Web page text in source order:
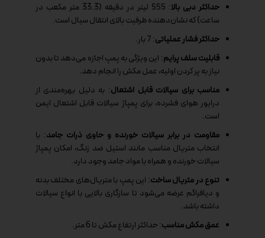
حداکثر دبی بالا
: 555 لیتر در دقیقه (33.3 متر مکعب در
ساعت) که نشان‌دهنده ظرفیت بالای انتقال سیال است.
حداکثر فشار عملیاتی: 7 بار.
قابلیت سلف پرایم: این ویژگی به پمپ اجازه می‌دهد تا بدون
نیاز به پر کردن اولیه، عمل مکش را انجام دهد.
مناسب برای سیالات قابل اشتعال: به دلیل بهره‌مندی از
درایور هوای فشرده، برای پمپاژ سیالات قابل اشتعال ایمن
است.
مقاومت در برابر سیالات خورنده و حاوی ذرات جامد: با
انتخاب متریال مناسب مانند استیل ضد زنگ، امکان پمپاژ
سیالات خورنده و همراه با مواد جامد وجود دارد.
تنوع در متریال ساخت: این پمپ با متریال‌های مختلف بدنه
و دیافراگم عرضه می‌شود تا سازگاری بالایی با انواع سیالات
داشته باشد.
عمق مکش مناسب: حداکثر ارتفاع مکش تا 6 متر.